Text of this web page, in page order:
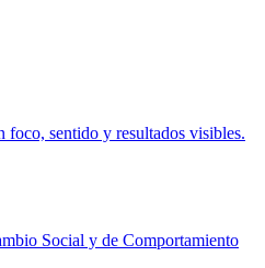
foco, sentido y resultados visibles.
Social y de Comportamiento